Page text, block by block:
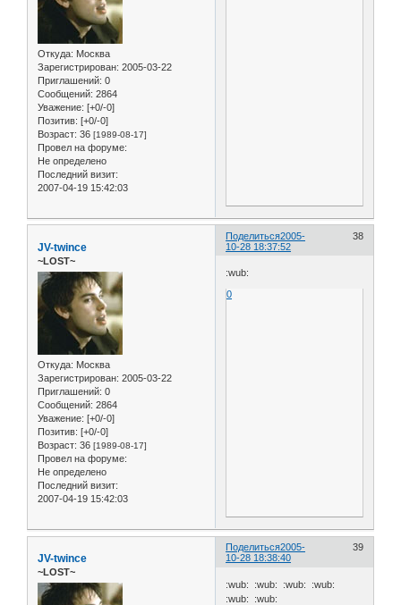
Откуда: Москва
Зарегистрирован: 2005-03-22
Приглашений: 0
Сообщений: 2864
Уважение: [+0/-0]
Позитив: [+0/-0]
Возраст: 36 [1989-08-17]
Провел на форуме:
Не определено
Последний визит:
2007-04-19 15:42:03
Поделиться 38
2005-
10-28 18:37:52
JV-twince
~LOST~
Откуда: Москва
Зарегистрирован: 2005-03-22
Приглашений: 0
Сообщений: 2864
Уважение: [+0/-0]
Позитив: [+0/-0]
Возраст: 36 [1989-08-17]
Провел на форуме:
Не определено
Последний визит:
2007-04-19 15:42:03
:wub:
0
Поделиться 39
2005-
10-28 18:38:40
JV-twince
~LOST~
:wub: :wub: :wub: :wub:
:wub: :wub: